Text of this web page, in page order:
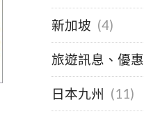
新加坡 (4)
旅遊訊息、優惠
日本九州 (11)